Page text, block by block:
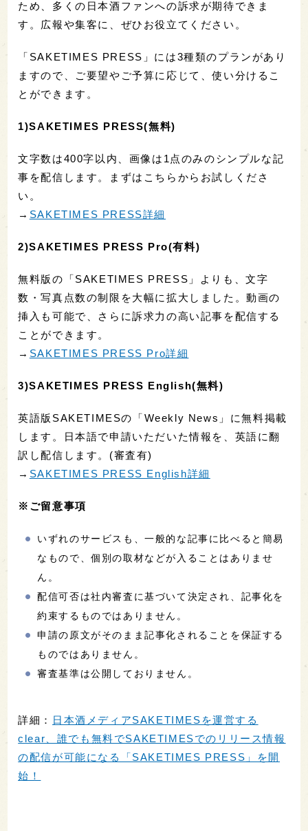
ため、多くの日本酒ファンへの訴求が期待できま
す。広報や集客に、ぜひお役立てください。
「SAKETIMES PRESS」には3種類のプランがあり
ますので、ご要望やご予算に応じて、使い分けるこ
とができます。
1)SAKETIMES PRESS(無料)
文字数は400字以内、画像は1点のみのシンプルな記
事を配信します。まずはこちらからお試しくださ
い。
→ SAKETIMES PRESS詳細
2)SAKETIMES PRESS Pro(有料)
無料版の「SAKETIMES PRESS」よりも、文字
数・写真点数の制限を大幅に拡大しました。動画の
挿入も可能で、さらに訴求力の高い記事を配信する
ことができます。
→ SAKETIMES PRESS Pro詳細
3)SAKETIMES PRESS English(無料)
英語版SAKETIMESの「Weekly News」に無料掲載
します。日本語で申請いただいた情報を、英語に翻
訳し配信します。(審査有)
→ SAKETIMES PRESS English詳細
※ご留意事項
いずれのサービスも、一般的な記事に比べると簡易
なもので、個別の取材などが入ることはありませ
ん。
配信可否は社内審査に基づいて決定され、記事化を
約束するものではありません。
申請の原文がそのまま記事化されることを保証する
ものではありません。
審査基準は公開しておりません。
詳細：
日本酒メディアSAKETIMESを運営する
clear、誰でも無料でSAKETIMESでのリリース情報
の配信が可能になる「SAKETIMES PRESS」を開
始！